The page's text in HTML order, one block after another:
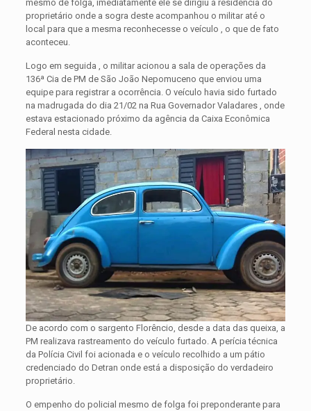
mesmo de folga, imediatamente ele se dirigiu á residência do
proprietário onde a sogra deste acompanhou o militar até o
local para que a mesma reconhecesse o veículo , o que de fato
aconteceu.
Logo em seguida , o militar acionou a sala de operações da
136ª Cia de PM de São João Nepomuceno que enviou uma
equipe para registrar a ocorrência. O veículo havia sido furtado
na madrugada do dia 21/02 na Rua Governador Valadares , onde
estava estacionado próximo da agência da Caixa Econômica
Federal nesta cidade.
De acordo com o sargento Florêncio, desde a data das queixa, a
PM realizava rastreamento do veículo furtado. A perícia técnica
da Polícia Civil foi acionada e o veículo recolhido a um pátio
credenciado do Detran onde está a disposição do verdadeiro
proprietário.
O empenho do policial mesmo de folga foi preponderante para